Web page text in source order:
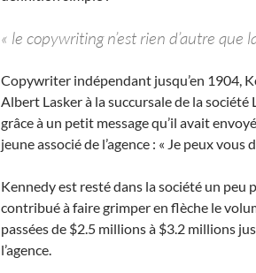
« le copywriting n’est rien d’autre que
Copywriter indépendant jusqu’en 1904,
Albert Lasker à la succursale de la société
grâce à un petit message qu’il avait
jeune associé de l’agence : « Je peux vous
Kennedy est resté dans la société un peu
contribué à faire grimper en flèche le
passées de $2.5 millions à $3.2 millions
l’agence.